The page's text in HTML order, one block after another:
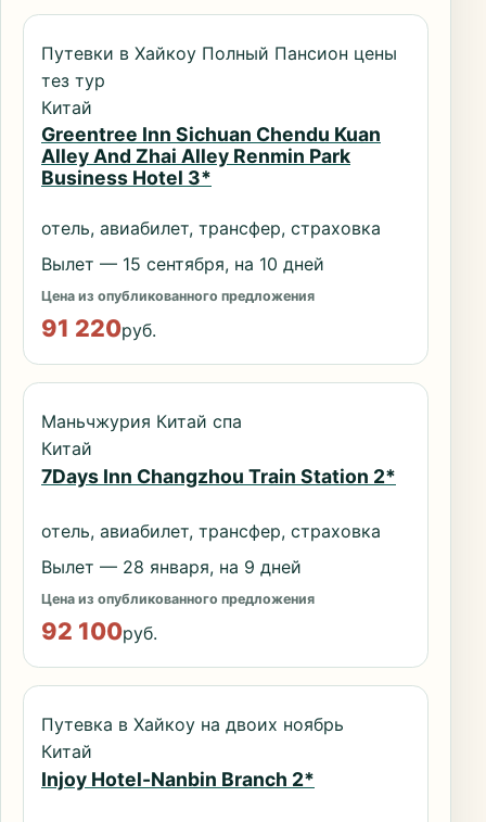
Путевки в Хайкоу Полный Пансион цены
тез тур
Китай
Greentree Inn Sichuan Chendu Kuan
Alley And Zhai Alley Renmin Park
Business Hotel 3*
отель, авиабилет, трансфер, страховка
Вылет — 15 сентября, на 10 дней
Цена из опубликованного предложения
91 220руб.
Маньчжурия Китай спа
Китай
7Days Inn Changzhou Train Station 2*
отель, авиабилет, трансфер, страховка
Вылет — 28 января, на 9 дней
Цена из опубликованного предложения
92 100руб.
Путевка в Хайкоу на двоих ноябрь
Китай
Injoy Hotel-Nanbin Branch 2*